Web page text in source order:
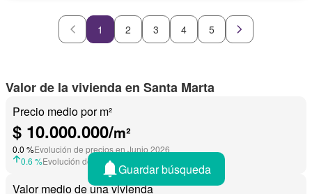
1 2 3 4 5
Valor de la vivienda en Santa Marta
Precio medio por m²
$ 10.000.000/m²
0.0 %Evolución de precios en Junio 2026
0.6 %Evolución de precios en Julio 2025
Valor medio de una vivienda
Guardar búsqueda